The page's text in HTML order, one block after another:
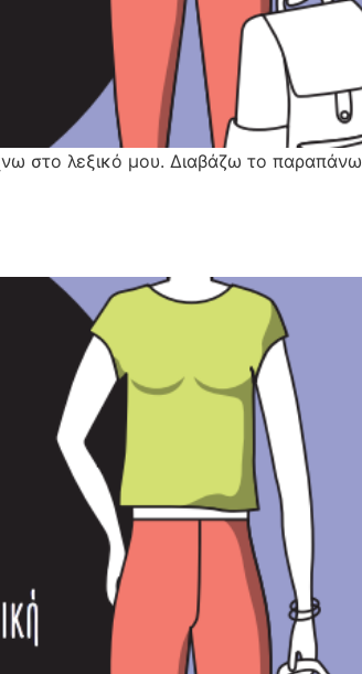
στο λεξικό μου. Διαβάζω το παραπάνω